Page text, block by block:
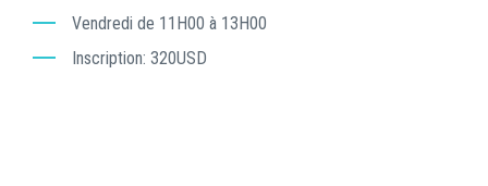
Vendredi de 11H00 à 13H00
Inscription 320USD